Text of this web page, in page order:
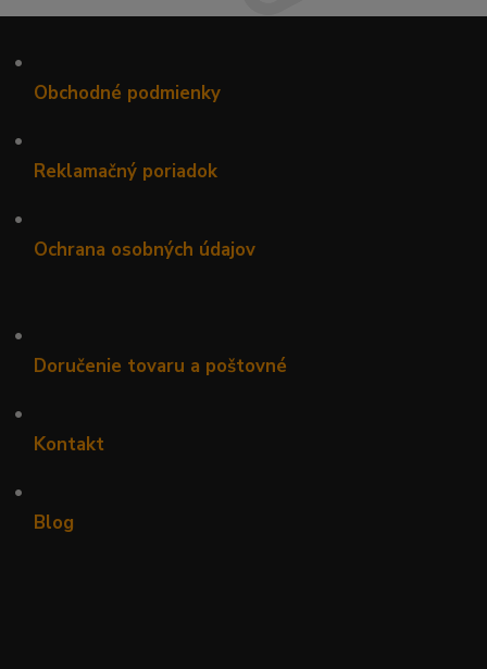
•
Obchodné podmienky
•
Reklamačný poriadok
•
Ochrana osobných údajov
•
Doručenie tovaru a poštovné
•
Kontakt
•
Blog